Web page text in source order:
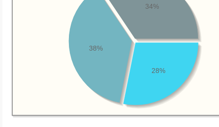
28%
38%
34%